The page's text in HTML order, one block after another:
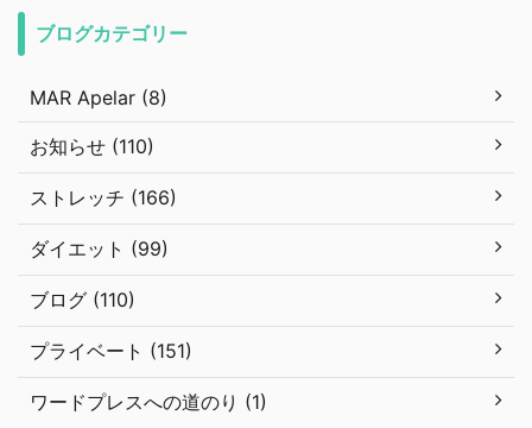
ブログカテゴリー
MAR Apelar (8)
お知らせ (110)
ストレッチ (166)
ダイエット (99)
ブログ (110)
プライベート (151)
ワードプレスへの道のり (1)